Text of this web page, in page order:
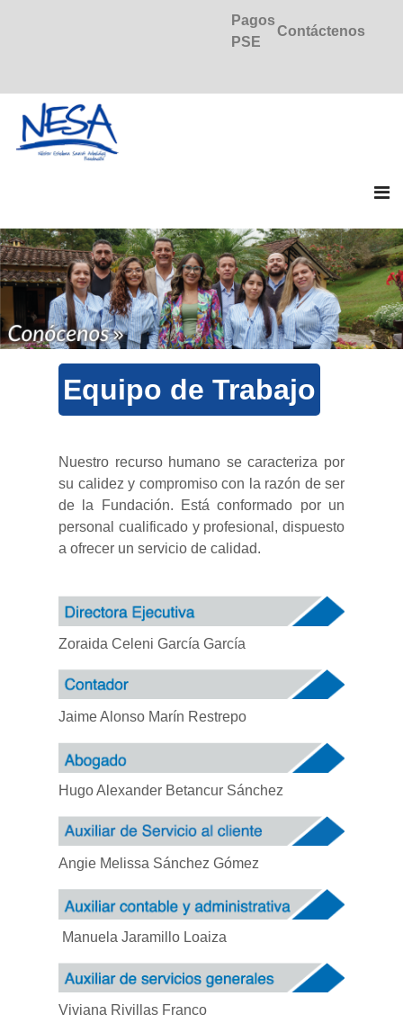
Pagos
PSE
Contáctenos
Equipo de Trabajo
Nuestro recurso humano se caracteriza por
su calidez y compromiso con la razón de ser
de la Fundación. Está conformado por un
personal cualificado y profesional, dispuesto
a ofrecer un servicio de calidad.
Zoraida Celeni García García
Jaime Alonso Marín Restrepo
Hugo Alexander Betancur Sánchez
Angie Melissa Sánchez Gómez
Manuela Jaramillo Loaiza
Viviana Rivillas Franco